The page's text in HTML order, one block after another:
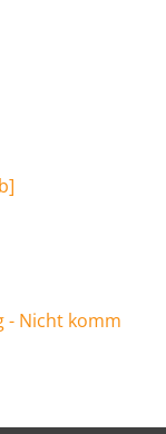
]
- Nicht komm